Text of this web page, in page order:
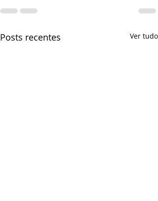
Posts recentes Ver tudo